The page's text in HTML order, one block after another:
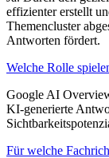
effizienter erstellt
Themencluster
Antworten fördert.
Welche Rolle
Google AI
KI-generierte
Für welche